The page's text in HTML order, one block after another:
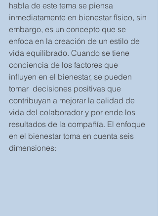
habla de este tema se piensa
inmediatamente en bienestar físico, sin
embargo, es un concepto que se
enfoca en la creación de un estilo de
vida equilibrado. Cuando se tiene
conciencia de los factores que
influyen en el bienestar, se pueden
tomar  decisiones positivas que
contribuyan a mejorar la calidad de
vida del colaborador y por ende los
resultados de la compañía. El enfoque
en el bienestar toma en cuenta seis
dimensiones: